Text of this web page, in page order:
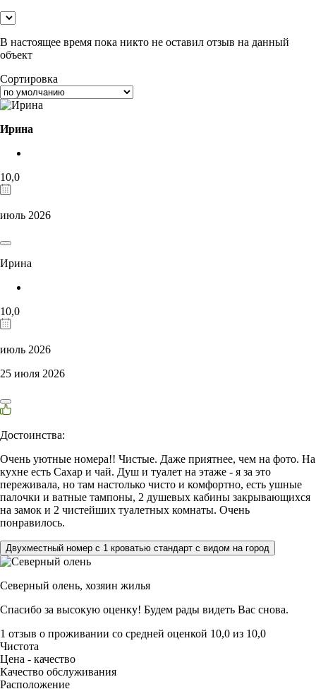
В настоящее время пока никто не оставил отзыв на данный
объект
Сортировка
Ирина
10,0
июль 2026
Ирина
10,0
июль 2026
25 июля 2026
Достоинства:
Очень уютные номера!! Чистые. Даже приятнее, чем на фото. На
кухне есть Сахар и чай. Душ и туалет на этаже - я за это
переживала, но там настолько чисто и комфортно, есть ушные
палочки и ватные тампоны, 2 душевых кабины закрывающихся
на замок и 2 чистейших туалетных комнаты. Очень
понравилось.
Двухместный номер с 1 кроватью стандарт с видом на город
Северный олень, хозяин жилья
Спасибо за высокую оценку! Будем рады видеть Вас снова.
1 отзыв о проживании со средней оценкой 10,0 из 10,0
Чистота
Цена - качество
Качество обслуживания
Расположение